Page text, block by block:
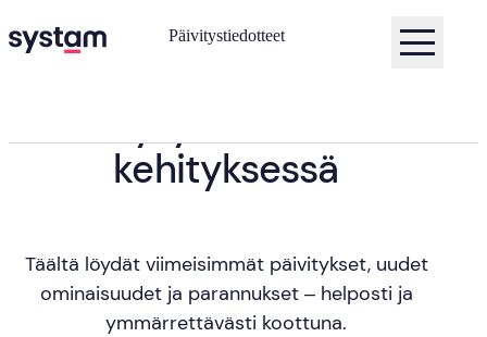
Päivitystiedotteet
kehityksessä
Täältä löydät viimeisimmät päivitykset, uudet
ominaisuudet ja parannukset – helposti ja
ymmärrettävästi koottuna.